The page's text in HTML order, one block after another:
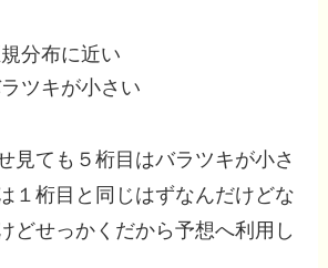
分布に近い
ツキが小さい
見ても５桁目はバラツキが小さ
１桁目と同じはずなんだけどな
どせっかくだから予想へ利用し